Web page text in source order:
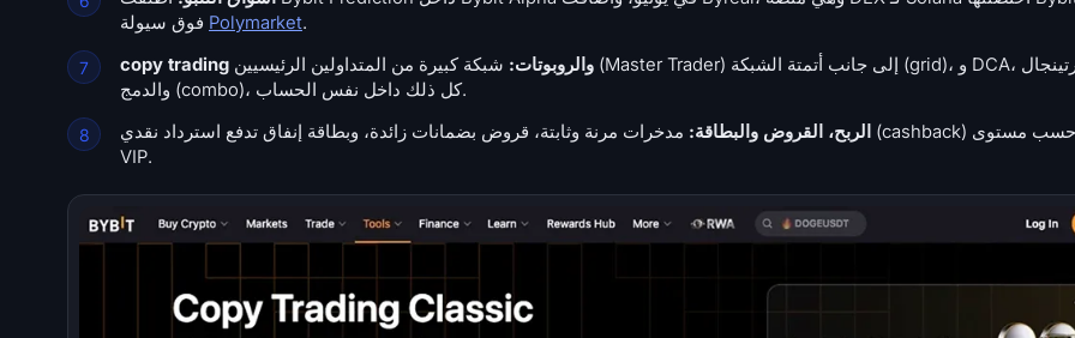
Polymarket.
copy trading والروبوتات: شبكة كبيرة من المتداولين الرئيسيين (Master Trader) إلى جانب أتمتة الشبكة (grid)، و DCA، ومارتينجال (Martingale)،
والدمج (combo)، كل ذلك داخل نفس الحساب.
الربح، القروض والبطاقة: مدخرات مرنة وثابتة، قروض بضمانات زائدة، وبطاقة إنفاق تدفع استرداد نقدي (cashback) بنسبة 2% إلى 10% حسب مستوى
VIP.